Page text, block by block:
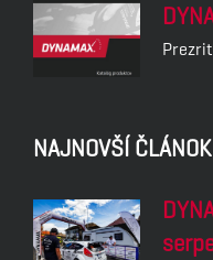
NAJNOVŠÍ ČLÁNOK